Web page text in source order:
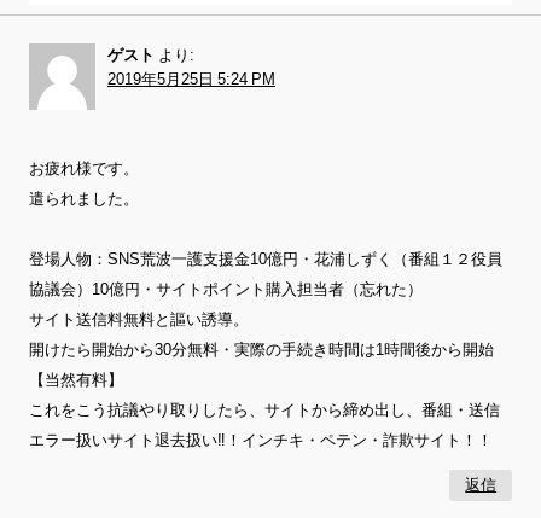
ゲスト より:
2019年5月25日 5:24 PM
お疲れ様です。
遣られました。
登場人物：SNS荒波一護支援金10億円・花浦しずく（番組１２役員
協議会）10億円・サイトポイント購入担当者（忘れた）
サイト送信料無料と謳い誘導。
開けたら開始から30分無料・実際の手続き時間は1時間後から開始
【当然有料】
これをこう抗議やり取りしたら、サイトから締め出し、番組・送信
エラー扱いサイト退去扱い‼！インチキ・ペテン・詐欺サイト！！
返信